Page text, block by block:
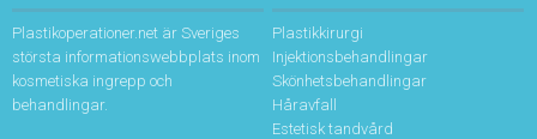
Plastikoperationer.net är Sveriges
största informationswebbplats inom
kosmetiska ingrepp och
behandlingar.
Plastikkirurgi
Injektionsbehandlingar
Skönhetsbehandlingar
Håravfall
Estetisk tandvård